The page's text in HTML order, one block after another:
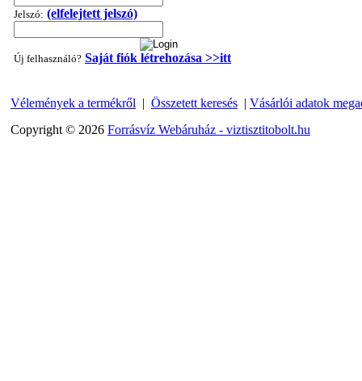
"T" elosztó-idom 1/4"x3/8"x1/4", Quick
Jelszó: (elfelejtett jelszó)
Új felhasználó? Saját fiók létrehozása >>itt
Vélemények a termékről | Összetett keresés | Vásárlói adatok
Copyright © 2026 Forrásvíz Webáruház - viztisztitobolt.hu